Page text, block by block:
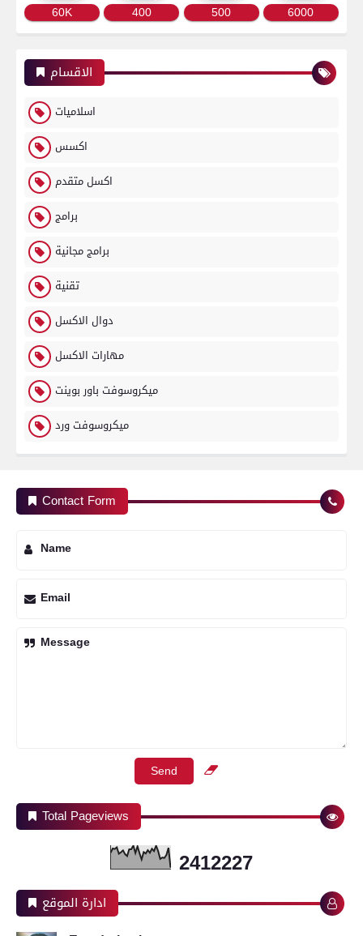
60K 400 500 6000
الاقسام
اسلاميات
اكسس
اكسل متقدم
برامج
برامج مجانية
تقنية
دوال الاكسل
مهارات الاكسل
ميكروسوفت باور بوينت
ميكروسوفت ورد
Contact Form
Name
Email
Message
Total Pageviews
2412227
ادارة الموقع